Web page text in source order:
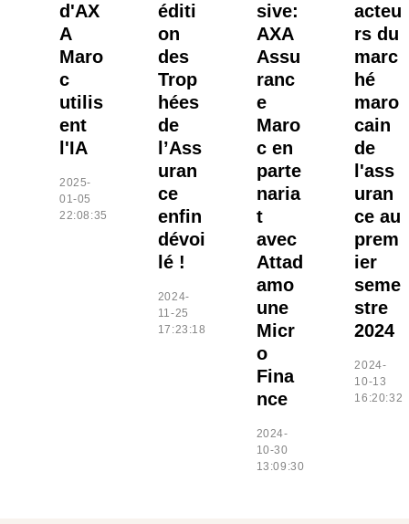
d'AX
A
Maro
c
utilis
ent
l'IA
2025-
01-05
22:08:35
éditi
on
des
Trop
hées
de
l’Ass
uran
ce
enfin
dévoi
lé !
2024-
11-25
17:23:18
sive:
AXA
Assu
ranc
e
Maro
c en
parte
naria
t
avec
Attad
amo
une
Micr
o
Fina
nce
2024-
10-30
13:09:30
acteu
rs du
marc
hé
maro
cain
de
l'ass
uran
ce au
prem
ier
seme
stre
2024
2024-
10-13
16:20:32